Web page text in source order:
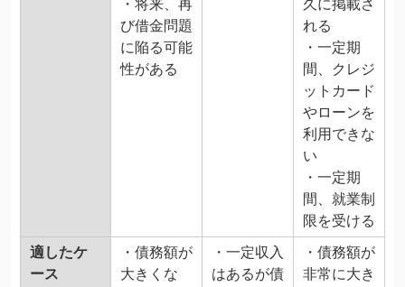
・将来、再
び借金問題
に陥る可能
性がある
久に掲載さ
れる
・一定期
間、クレジ
ットカード
やローンを
利用できな
い
・一定期
間、就業制
限を受ける
適したケ
ース
・債務額が
大きくな
・一定収入
はあるが債
・債務額が
非常に大き